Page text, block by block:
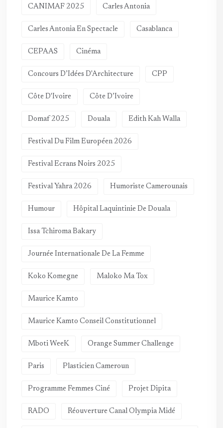
CANIMAF 2025 Carles Antonia
Carles Antonia En Spectacle Casablanca
CEPAAS Cinéma
Concours D’Idées D'Architecture CPP
Côte D'Ivoire Côte D’Ivoire
Domaf 2025 Douala Edith Kah Walla
Festival Du Film Européen 2026
Festival Ecrans Noirs 2025
Festival Yahra 2026 Humoriste Camerounais
Humour Hôpital Laquintinie De Douala
Issa Tchiroma Bakary
Journée Internationale De La Femme
Koko Komegne Maloko Ma Tox
Maurice Kamto
Maurice Kamto Conseil Constitutionnel
Mboti WeeK Orange Summer Challenge
Paris Plasticien Cameroun
Programme Femmes Ciné Projet Dipita
RADO Réouverture Canal Olympia Midé